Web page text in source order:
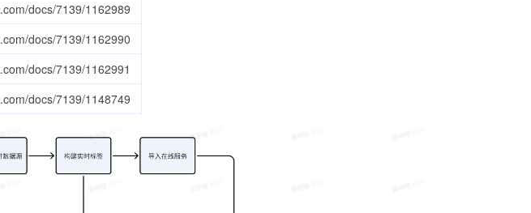
docs/7139/1162989
docs/7139/1162990
docs/7139/1162991
docs/7139/1148749